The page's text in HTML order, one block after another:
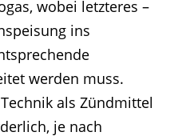
wobei letzteres –
ins
werden muss.
als Zündmittel
je nach